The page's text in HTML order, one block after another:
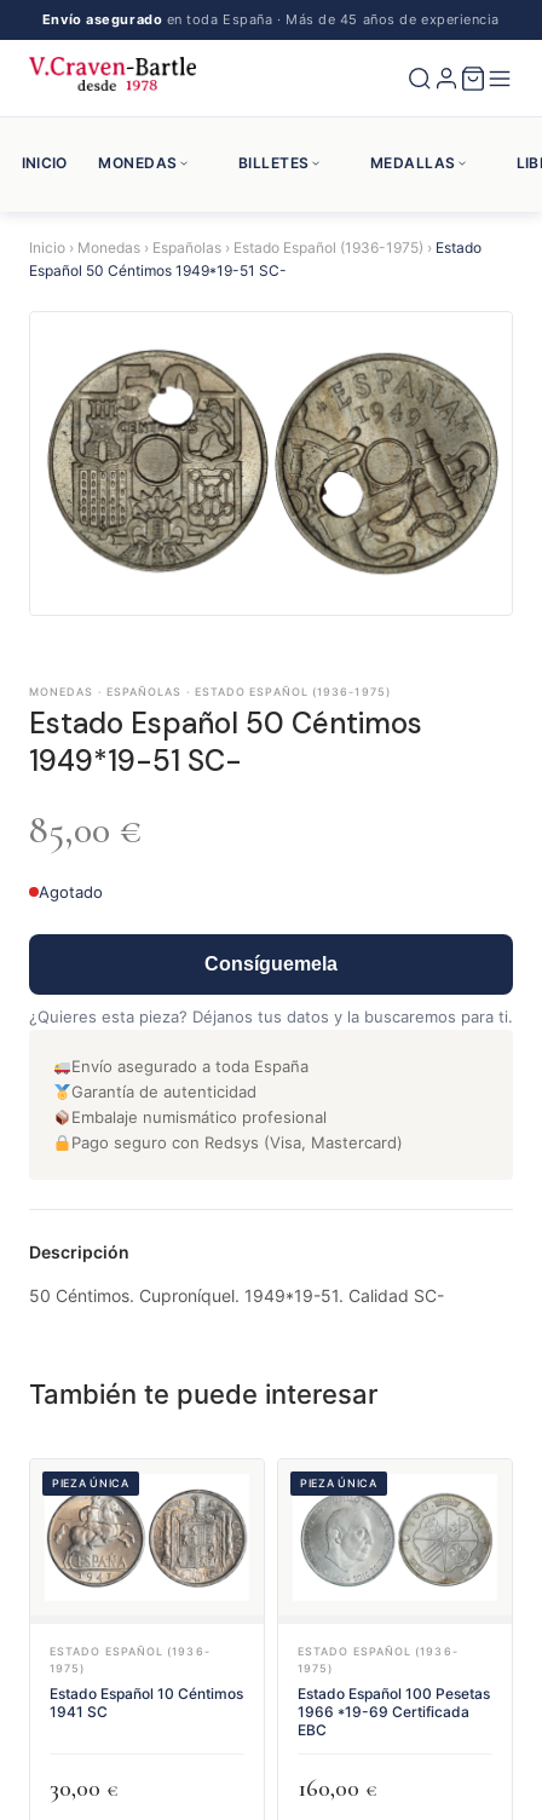
Envío asegurado en toda España · Más de 45 años de experiencia
INICIO MONEDAS BILLETES MEDALLAS
Inicio › Monedas › Españolas › Estado Español (1936-1975) › Estado
Español 50 Céntimos 1949*19-51 SC-
MONEDAS · ESPAÑOLAS · ESTADO ESPAÑOL (1936-1975)
Estado Español 50 Céntimos
1949*19-51 SC-
85,00 €
Agotado
Consíguemela
¿Quieres esta pieza? Déjanos tus datos y la buscaremos para ti.
Envío asegurado a toda España
Garantía de autenticidad
Embalaje numismático profesional
Pago seguro con Redsys (Visa, Mastercard)
Descripción
50 Céntimos. Cuproníquel. 1949*19-51. Calidad SC-
También te puede interesar
PIEZA ÚNICA
ESTADO ESPAÑOL (1936-
1975)
Estado Español 10 Céntimos
1941 SC
30,00 €
PIEZA ÚNICA
ESTADO ESPAÑOL (1936-
1975)
Estado Español 100 Pesetas
1966 *19-69 Certificada
EBC
160,00 €